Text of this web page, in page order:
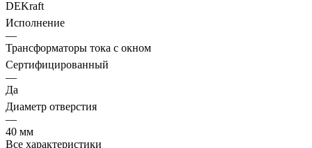
DEKraft
Исполнение
—
Трансформаторы тока с окном
Сертифицированный
—
Да
Диаметр отверстия
—
40 мм
Все характеристики